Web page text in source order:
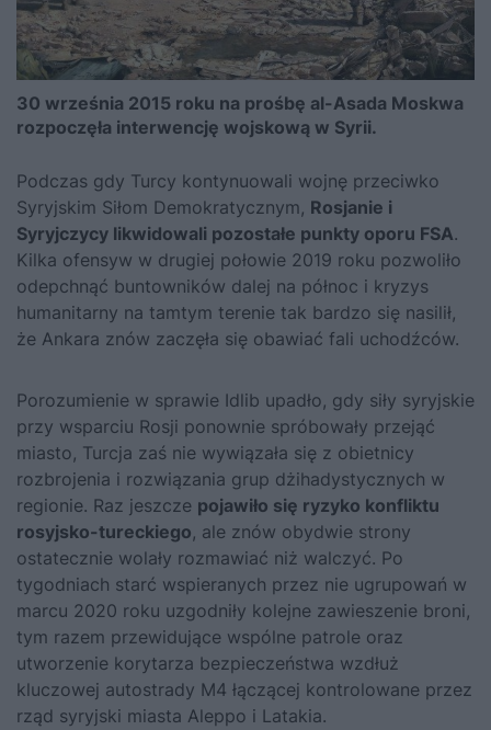
30 września 2015 roku na prośbę al-Asada Moskwa
rozpoczęła interwencję wojskową w Syrii.
Podczas gdy Turcy kontynuowali wojnę przeciwko
Syryjskim Siłom Demokratycznym, Rosjanie i
Syryjczycy likwidowali pozostałe punkty oporu FSA.
Kilka ofensyw w drugiej połowie 2019 roku pozwoliło
odepchnąć buntowników dalej na północ i kryzys
humanitarny na tamtym terenie tak bardzo się nasilił,
że Ankara znów zaczęła się obawiać fali uchodźców.
Porozumienie w sprawie Idlib upadło, gdy siły syryjskie
przy wsparciu Rosji ponownie spróbowały przejąć
miasto, Turcja zaś nie wywiązała się z obietnicy
rozbrojenia i rozwiązania grup dżihadystycznych w
regionie. Raz jeszcze pojawiło się ryzyko konfliktu
rosyjsko-tureckiego, ale znów obydwie strony
ostatecznie wolały rozmawiać niż walczyć. Po
tygodniach starć wspieranych przez nie ugrupowań w
marcu 2020 roku uzgodniły kolejne zawieszenie broni,
tym razem przewidujące wspólne patrole oraz
utworzenie korytarza bezpieczeństwa wzdłuż
kluczowej autostrady M4 łączącej kontrolowane przez
rząd syryjski miasta Aleppo i Latakia.